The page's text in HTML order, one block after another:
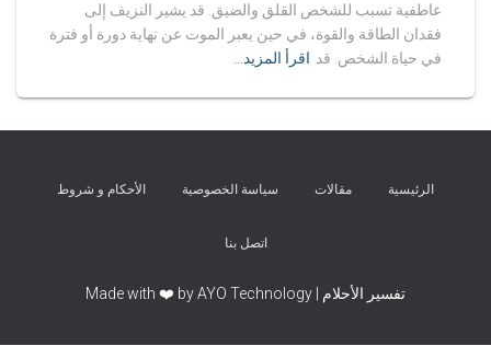
عاطفية تسبب للشخص القلق والضيق. قد يشير النزيف إلى
فقدان الطاقة والقوة، في حين يعبر الموت عن نهاية دورة أو فترة
في حياة الشخص. قد اقرأ المزيد…
الرئيسية مقالات سياسة الخصوصية الأحكام و شروط
اتصل بنا
تفسير الأحلام | Made with ❤️ by AYO Technology